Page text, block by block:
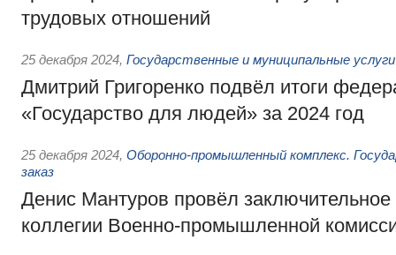
трудовых отношений
25 декабря 2024, Государственные и муниципальные услуги
Дмитрий Григоренко подвёл итоги
«Государство для людей» за 2024 год
25 декабря 2024, Оборонно-промышленный комплекс.
заказ
Денис Мантуров провёл заключительное
коллегии Военно-промышленной